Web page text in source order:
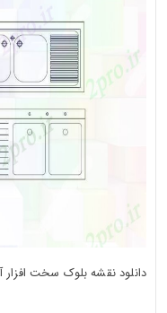
دانلود نقشه بلوک سخت افزار